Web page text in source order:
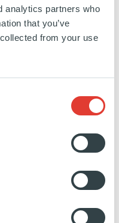
analytics partners who
that you’ve
from your use